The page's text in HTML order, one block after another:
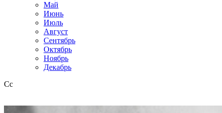
Май
Июнь
Июль
Август
Сентябрь
Октябрь
Ноябрь
Декабрь
Сс